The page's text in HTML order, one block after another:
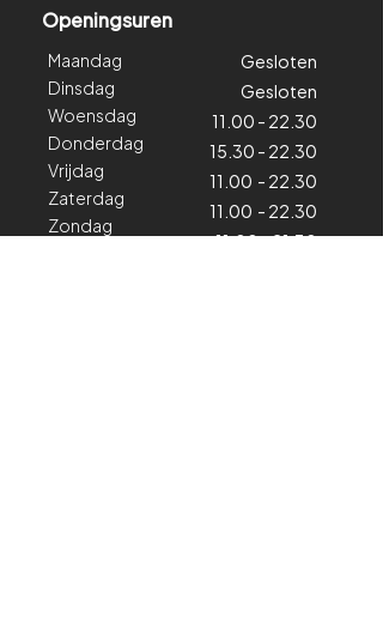
Openingsuren
Maandag
Dinsdag
Woensdag
Donderdag
Vrijdag
Zaterdag
Zondag
Gesloten
Gesloten
11.00 - 22.30
15.30 - 22.30
11.00 - 22.30
11.00 - 22.30
11.00 - 21.30